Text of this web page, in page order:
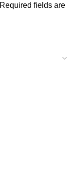
Required fields are